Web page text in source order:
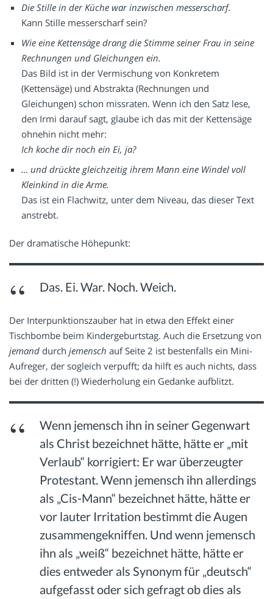
Die Stille in der Küche war inzwischen messerscharf.
Kann Stille messerscharf sein?
Wie eine Kettensäge drang die Stimme seiner Frau in seine
Rechnungen und Gleichungen ein.
Das Bild ist in der Vermischung von Konkretem
(Kettensäge) und Abstrakta (Rechnungen und
Gleichungen) schon missraten. Wenn ich den Satz lese,
den Irmi darauf sagt, glaube ich das mit der Kettensäge
ohnehin nicht mehr:
Ich koche dir noch ein Ei, ja?
… und drückte gleichzeitig ihrem Mann eine Windel voll
Kleinkind in die Arme.
Das ist ein Flachwitz, unter dem Niveau, das dieser Text
anstrebt.
Der dramatische Höhepunkt:
Das. Ei. War. Noch. Weich.
Der Interpunktionszauber hat in etwa den Effekt einer
Tischbombe beim Kindergeburtstag. Auch die Ersetzung von
jemand durch jemensch auf Seite 2 ist bestenfalls ein Mini-
Aufreger, der sogleich verpufft; da hilft es auch nichts, dass
bei der dritten (!) Wiederholung ein Gedanke aufblitzt.
Wenn jemensch ihn in seiner Gegenwart
als Christ bezeichnet hätte, hätte er „mit
Verlaub“ korrigiert: Er war überzeugter
Protestant. Wenn jemensch ihn allerdings
als „Cis-Mann“ bezeichnet hätte, hätte er
vor lauter Irritation bestimmt die Augen
zusammengekniffen. Und wenn jemensch
ihn als „weiß“ bezeichnet hätte, hätte er
dies entweder als Synonym für „deutsch“
aufgefasst oder sich gefragt ob dies als